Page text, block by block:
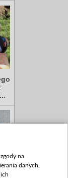
na
danych,